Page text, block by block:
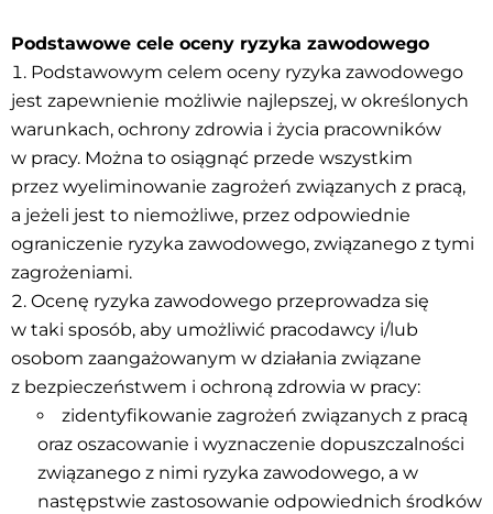
Podstawowe cele oceny ryzyka zawodowego
Podstawowym celem oceny ryzyka zawodowego
jest zapewnienie możliwie najlepszej, w określonych
warunkach, ochrony zdrowia i życia pracowników
w pracy. Można to osiągnąć przede wszystkim
przez wyeliminowanie zagrożeń związanych z pracą,
a jeżeli jest to niemożliwe, przez odpowiednie
ograniczenie ryzyka zawodowego, związanego z tymi
zagrożeniami.
Ocenę ryzyka zawodowego przeprowadza się
w taki sposób, aby umożliwić pracodawcy i/lub
osobom zaangażowanym w działania związane
z bezpieczeństwem i ochroną zdrowia w pracy:
zidentyfikowanie zagrożeń związanych z pracą
oraz oszacowanie i wyznaczenie dopuszczalności
związanego z nimi ryzyka zawodowego, a w
następstwie zastosowanie odpowiednich środków